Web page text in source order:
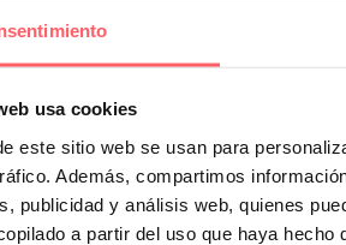
usa cookies
este sitio web se usan para
Además, compartimos
publicidad y análisis web, quienes
a partir del uso que haya hecho
una terraza acristalada